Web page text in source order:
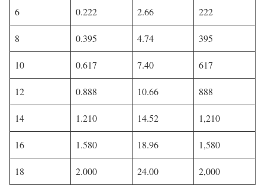
6 0.222 2.66 222
8 0.395 4.74 395
10 0.617 7.40 617
12 0.888 10.66 888
14 1.210 14.52 1,210
16 1.580 18.96 1,580
18 2.000 24.00 2,000